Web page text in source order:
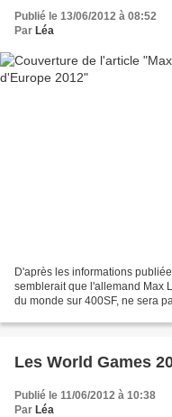
Publié le 13/06/2012 à 08:52
Par Léa
D'après les informations
semblerait que l'allemand Max
du monde sur 400SF, ne sera
Les World Games
Publié le 11/06/2012 à 10:38
Par Léa